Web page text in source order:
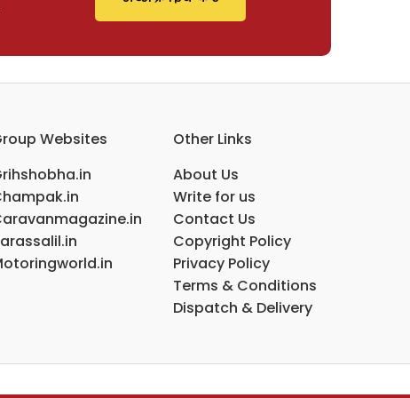
Websites
Other Links
About Us
Write for us
Contact Us
Copyright Policy
Privacy Policy
Terms & Conditions
Dispatch & Delivery